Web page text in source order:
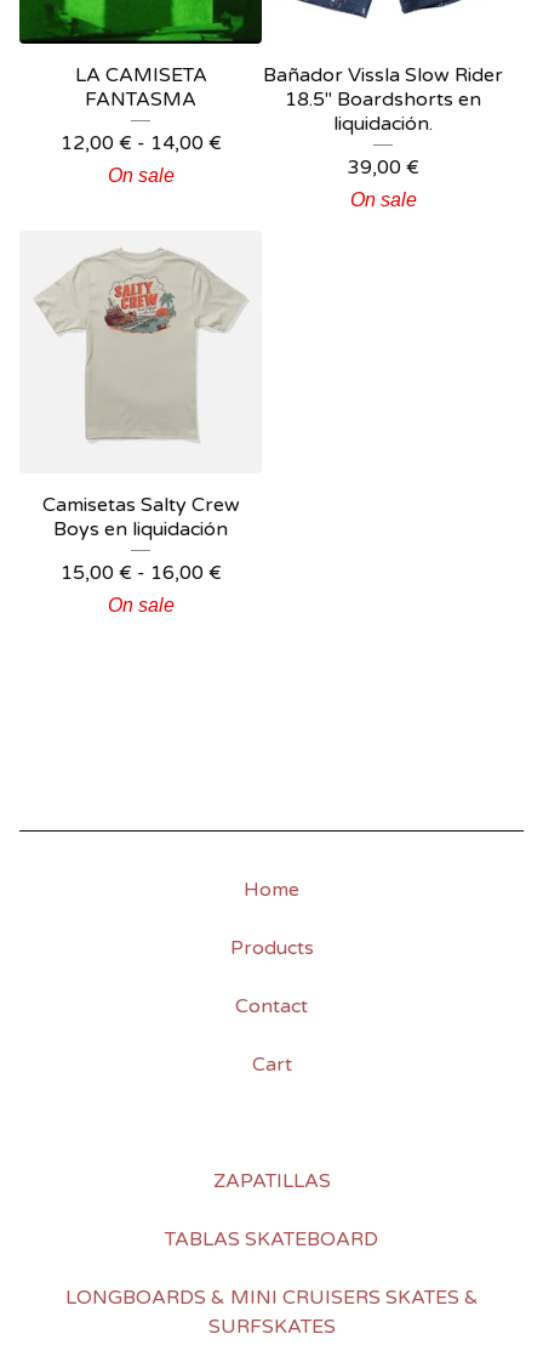
LA CAMISETA
FANTASMA
12,00 € - 14,00 €
On sale
Bañador Vissla Slow Rider
18.5" Boardshorts en
liquidación.
39,00 €
On sale
Camisetas Salty Crew
Boys en liquidación
15,00 € - 16,00 €
On sale
Home
Products
Contact
Cart
ZAPATILLAS
TABLAS SKATEBOARD
LONGBOARDS & MINI CRUISERS SKATES &
SURFSKATES